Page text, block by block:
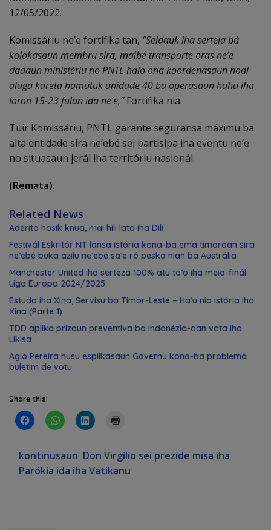
12/05/2022.
Komissáriu ne’e fortifika tan, ‘’Seidauk iha serteja bá
kolokasaun membru sira, maibé transporte oras ne’e
dadaun ministériu no PNTL halo ona koordenasaun hodi
aluga kareta hamutuk unidade 40 ba operasaun hahu iha
loron 15-23 fulan ida ne’e,’’Fortifika nia.
Tuir Komissáriu, PNTL garante seguransa máximu ba
alta entidade sira ne’ebé sei partisipa iha eventu ne’e
no situasaun jerál iha territóriu nasionál.
(Remata).
Related News
Aderito hosik knua, mai hili lata iha Dili
Festivál Eskritór NT lansa istória kona-ba ema timoroan sira
ne’ebé buka azilu ne’ebé sa’e ró peska nian ba Austrália
Manchester United iha serteza 100% atu to’o iha meia-finál
Liga Europa 2024/2025
Estuda iha Xina, Servisu ba Timor-Leste – Ha’u nia istória iha
Xina (Parte 1)
TDD aplika prizaun preventiva ba Indonézia-oan vota iha
Likisa
Agio Pereira husu esplikasaun Governu kona-ba problema
buletim de votu
Share this:
kontinusaun Don Virgílio sei prezide misa iha
Parókia ida iha Vatikanu